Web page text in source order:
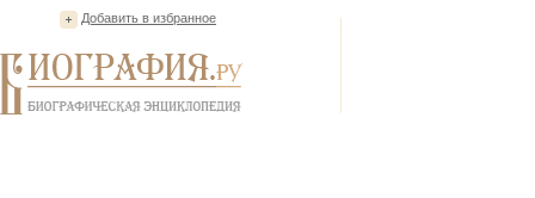
Добавить в избранное